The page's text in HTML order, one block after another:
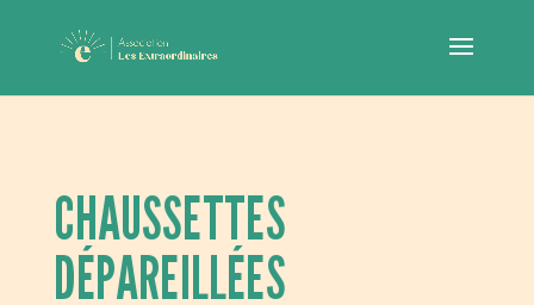
CHAUSSETTES
DÉPAREILLÉES